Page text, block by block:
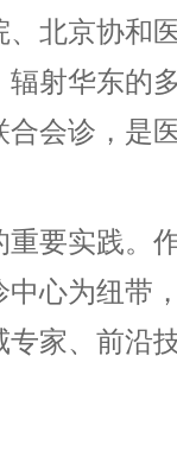
北京协和
射华东的
会诊，是
要实践。
心为纽带
家、前沿